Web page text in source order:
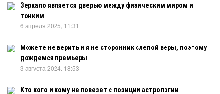
Зеркало является дверью между физическим миром и
тонким
6 апреля 2025, 11:31
Можете не верить и я не сторонник слепой веры, поэтому
дождемся премьеры
3 августа 2024, 18:53
Кто кого и кому не повезет с позиции астрологии